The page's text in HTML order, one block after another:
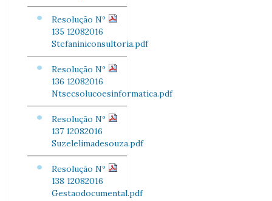
Resolução Nº
135 12082016
Stefaniniconsultoria.pdf
Resolução Nº
136 12082016
Ntsecsolucoesinformatica.pdf
Resolução Nº
137 12082016
Suzelelimadesouza.pdf
Resolução Nº
138 12082016
Gestaodocumental.pdf